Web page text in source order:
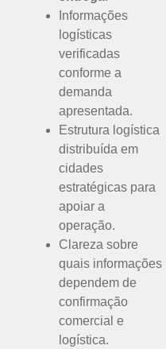
Informações
logísticas
verificadas
conforme a
demanda
apresentada.
Estrutura logística
distribuída em
cidades
estratégicas para
apoiar a
operação.
Clareza sobre
quais informações
dependem de
confirmação
comercial e
logística.